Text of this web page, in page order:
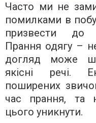
Часто ми не
помилками в
призвести до
Прання одягу –
догляд може
якісні речі.
поширених
час прання, та
цього уникнути.